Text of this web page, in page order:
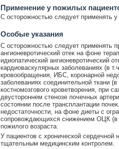
Применение у пожилых
С осторожностью следует применять у
Особые указания
C осторожностью следует применять
ангионевротический отек на фоне
идиопатический ангионевротический
кардиоваскулярных заболеваниях (в
кровообращения, ИБС, коронарной
заболеваниях соединительной ткани
костномозгового кроветворения, при
двустороннем стенозе почечных
состоянии после трансплантации
недостаточности, на фоне диеты с
сопровождающихся снижением ОЦК (в
пожилого возраста.
У пациентов с хронической сердечной
тщательным медицинским контролем.